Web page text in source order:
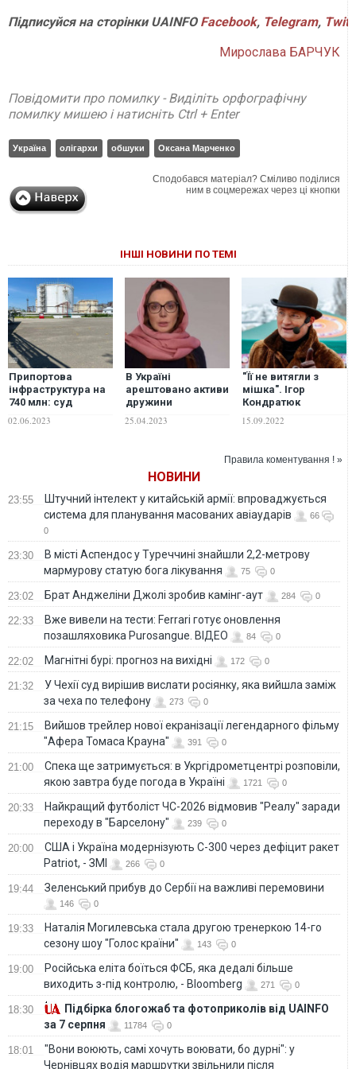
Підписуйся на сторінки UAINFO Facebook, Telegram,
Мирослава БАРЧУК
Повідомити про помилку - Виділіть орфографічну
помилку мишею і натисніть Ctrl + Enter
Україна олігархи обшуки Оксана Марченко
Сподобався матеріал? Сміливо поділися
ним в соцмережах через ці кнопки
ІНШІ НОВИНИ ПО ТЕМІ
Припортова
інфраструктура на
740 млн: суд
арештував активи
Марченко на
02.06.2023
В Україні
арештовано активи
дружини
Медведчука на
понад мільярд
25.04.2023
"Її не витягли з
мішка". Ігор
Кондратюк
розповів про
російськомовну
Марченко прийшла
15.09.2022
Правила коментування ! »
НОВИНИ
23:55
Штучний інтелект у китайській армії: впроваджується
система для планування масованих авіаударів
66
0
23:30
В місті Аспендос у Туреччині знайшли 2,2-метрову
мармурову статую бога лікування
75 0
23:02 Брат Анджеліни Джолі зробив камінг-аут 284 0
22:33
Вже вивели на тести: Ferrari готує оновлення
позашляховика Purosangue. ВІДЕО
84 0
22:02 Магнітні бурі: прогноз на вихідні 172 0
21:32
У Чехії суд вирішив вислати росіянку, яка вийшла заміж
за чеха по телефону
273 0
21:15
Вийшов трейлер нової екранізації легендарного фільму
"Афера Томаса Крауна"
391 0
21:00
Спека ще затримується: в Укргідрометцентрі розповіли,
якою завтра буде погода в Україні
1721 0
20:33
Найкращий футболіст ЧС-2026 відмовив "Реалу" заради
переходу в "Барселону"
239 0
20:00
США і Україна модернізують С-300 через дефіцит ракет
Patriot, - ЗМІ
266 0
19:44 Зеленський прибув до Сербії на важливі перемовини
146 0
19:33
Наталія Могилевська стала другою тренеркою 14-го
сезону шоу "Голос країни"
143 0
19:00
Російська еліта боїться ФСБ, яка дедалі більше
виходить з-під контролю, - Bloomberg
271 0
18:30
Підбірка блогожаб та фотоприколів від UAINFO
за 7 серпня
11784 0
18:01
"Вони воюють, самі хочуть воювати, бо дурні": у
Чернівцях водія маршрутки звільнили після